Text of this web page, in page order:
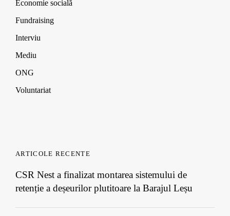
Economie socială
Fundraising
Interviu
Mediu
ONG
Voluntariat
ARTICOLE RECENTE
CSR Nest a finalizat montarea sistemului de
retenție a deșeurilor plutitoare la Barajul Leșu